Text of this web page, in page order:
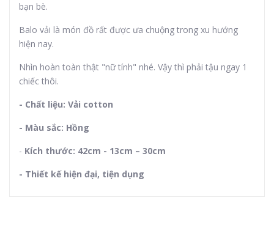
bạn bè.
Balo vải là món đồ rất được ưa chuộng trong xu hướng
hiện nay.
Nhìn hoàn toàn thật "nữ tính" nhé. Vậy thì phải tậu ngay 1
chiếc thôi.
- Chất liệu: Vải cotton
- Màu sắc: Hồng
- Kích thước: 42cm - 13cm – 30cm
- Thiết kế hiện đại, tiện dụng